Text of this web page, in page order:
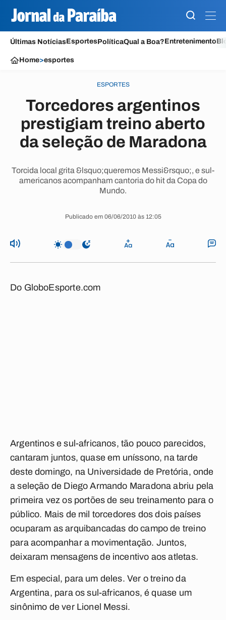
Últimas NotíciasEsportesPolíticaQual a Boa?Entretenimento
Home>esportes
ESPORTES
Torcedores argentinos
prestigiam treino aberto
da seleção de Maradona
Torcida local grita &lsquo;queremos Messi&rsquo;, e sul-
americanos acompanham cantoria do hit da Copa do
Mundo.
Publicado em 06/06/2010 às 12:05
Do GloboEsporte.com
Argentinos e sul-africanos, tão pouco parecidos,
cantaram juntos, quase em uníssono, na tarde
deste domingo, na Universidade de Pretória, onde
a seleção de Diego Armando Maradona abriu pela
primeira vez os portões de seu treinamento para o
público. Mais de mil torcedores dos dois países
ocuparam as arquibancadas do campo de treino
para acompanhar a movimentação. Juntos,
deixaram mensagens de incentivo aos atletas.
Em especial, para um deles. Ver o treino da
Argentina, para os sul-africanos, é quase um
sinônimo de ver Lionel Messi.